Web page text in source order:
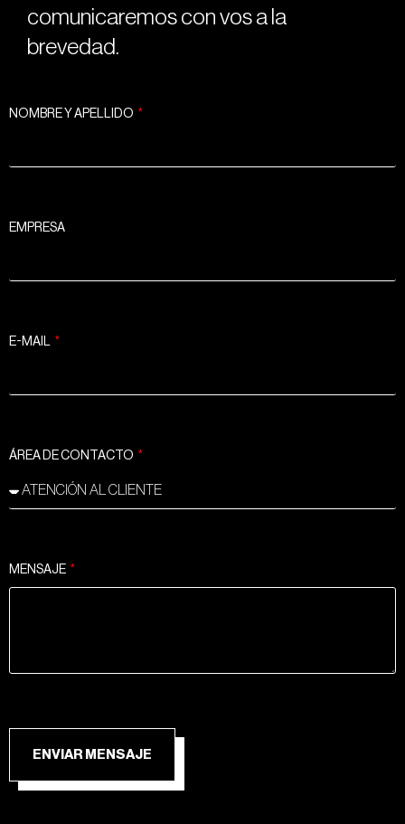
comunicaremos con vos a la
brevedad.
NOMBRE Y APELLIDO
EMPRESA
E-MAIL
ÁREA DE CONTACTO
MENSAJE
ENVIAR MENSAJE